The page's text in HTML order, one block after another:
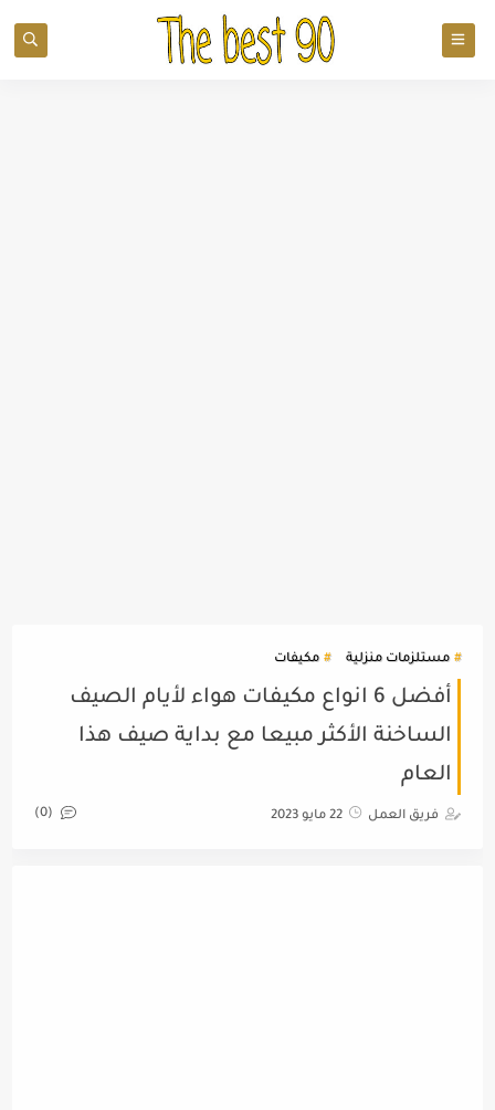
مستلزمات منزلية مكيفات
أفضل 6 انواع مكيفات هواء لأيام الصيف
الساخنة الأكثر مبيعا مع بداية صيف هذا
العام
فريق العمل 22 مايو 2023 (0)